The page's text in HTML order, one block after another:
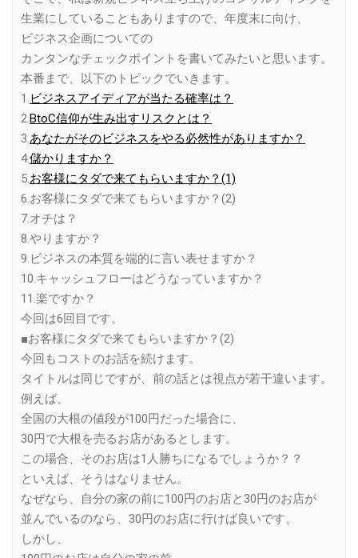
生業にしていることもありますので、年度末に向け、
ビジネス企画についての
カンタンなチェックポイントを書いてみたいと思います。
本番まで、以下のトピックでいきます。
1.ビジネスアイディアが当たる確率は？
2.BtoC信仰が生み出すリスクとは？
3.あなたがそのビジネスをやる必然性がありますか？
4.儲かりますか？
5.お客様にタダで来てもらいますか？(1)
6.お客様にタダで来てもらいますか？(2)
7.オチは？
8.やりますか？
9.ビジネスの本質を端的に言い表せますか？
10.キャッシュフローはどうなっていますか？
11.楽ですか？
今回は6回目です。
■お客様にタダで来てもらいますか？(2)
今回もコストのお話を続けます。
タイトルは同じですが、前の話とは視点が若干違います。
例えば、
全国の大根の値段が100円だった場合に、
30円で大根を売るお店があるとします。
この場合、そのお店は1人勝ちになるでしょうか？？
といえば、そうはなりません。
なぜなら、自分の家の前に100円のお店と30円のお店が
並んでいるのなら、30円のお店に行けば良いです。
しかし、